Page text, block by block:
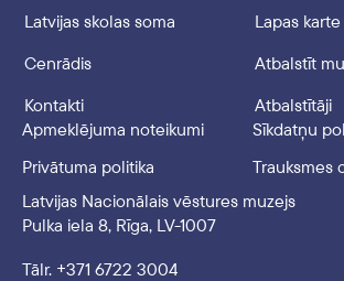
Latvijas skolas soma
Lapas karte
Cenrādis
Atbalstīt
Kontakti
Atbalstītāji
Apmeklējuma noteikumi
Sīkdatņu
Privātuma politika
Trauksmes
Latvijas Nacionālais vēstures muzejs
Pulka iela 8, Rīga, LV-1007
Tālr. +371 6722 3004